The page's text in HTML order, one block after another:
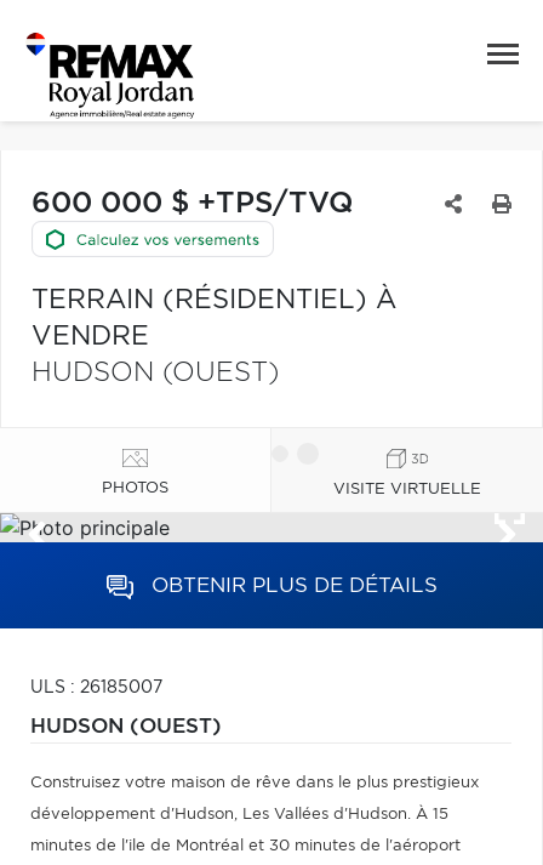
600 000 $ +TPS/TVQ
TERRAIN (RÉSIDENTIEL) À
VENDRE
HUDSON (OUEST)
PHOTOS VISITE VIRTUELLE
OBTENIR PLUS DE DÉTAILS
ULS : 26185007
HUDSON (OUEST)
Construisez votre maison de rêve dans le plus prestigieux
développement d'Hudson, Les Vallées d'Hudson. À 15
minutes de l'ile de Montréal et 30 minutes de l'aéroport